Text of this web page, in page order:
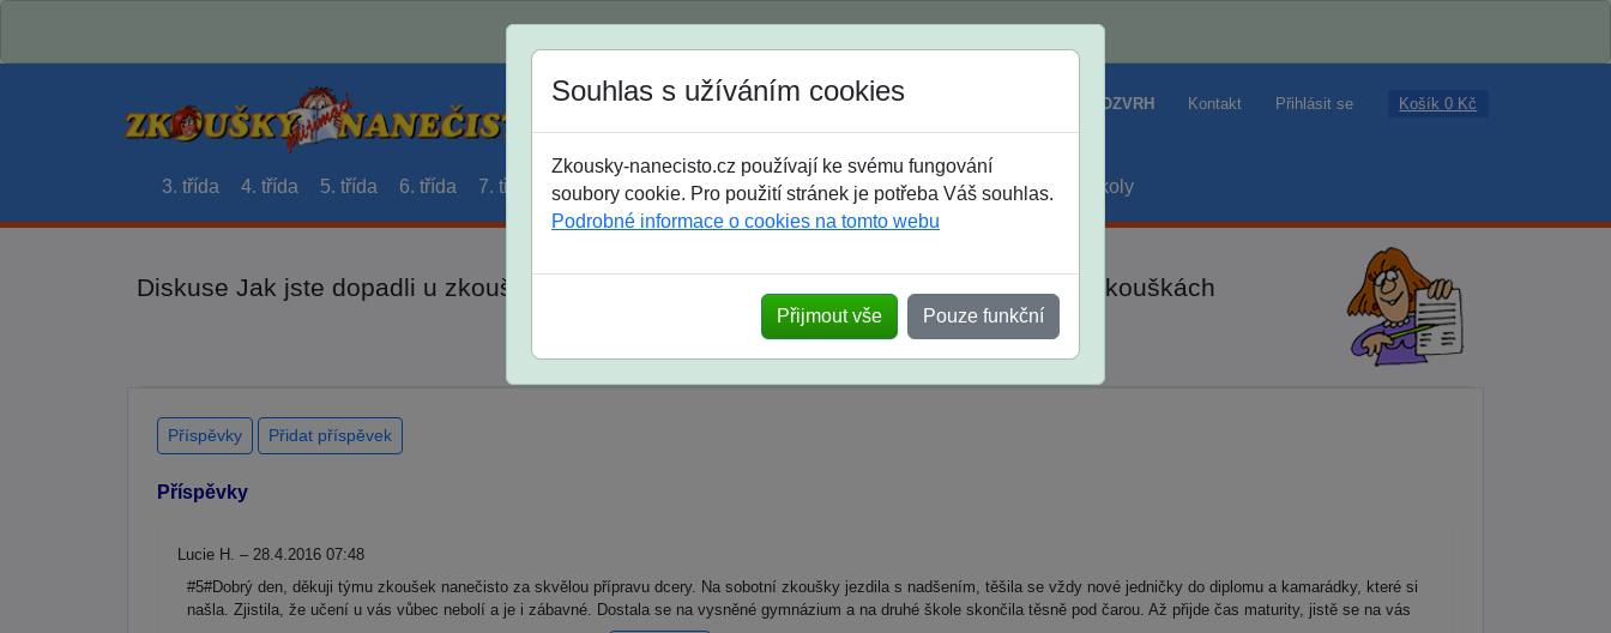
Jak si vybrat ROZVRH Kontakt Přihlásit se Košík 0 Kč
3. třída 4. třída 5. třída 6. třída 7. třída 8. třída 9. třída střední maturanti soutěže prázdniny školy
Diskuse Jak jste dopadli u zkoušek na SŠ? Vaše ohlasy po skutečných přijímacích zkouškách
Souhlas s užíváním cookies
Zkousky-nanecisto.cz používají ke svému fungování
soubory cookie. Pro použití stránek je potřeba Váš souhlas.
Podrobné informace o cookies na tomto webu
Přijmout vše Pouze funkční
Příspěvky Přidat příspěvek
Příspěvky
Lucie H. – 28.4.2016 07:48
#5#Dobrý den, děkuji týmu zkoušek nanečisto za skvělou přípravu dcery. Na sobotní zkoušky jezdila s nadšením, těšila se vždy nové jedničky do diplomu a kamarádky, které si
našla. Zjistila, že učení u vás vůbec nebolí a je i zábavné. Dostala se na vysněné gymnázium a na druhé škole skončila těsně pod čarou. Až přijde čas maturity, jistě se na vás